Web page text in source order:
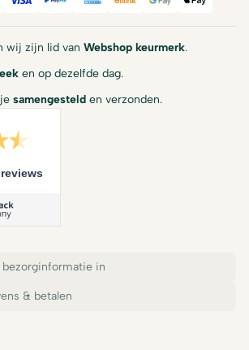
Visa PayPalAmerican Express
BillinkGoogle Pay
Apple
wij zijn lid van Webshop keurmerk.
en op dezelfde dag.
samengesteld en verzonden.
bezorginformatie in
& betalen